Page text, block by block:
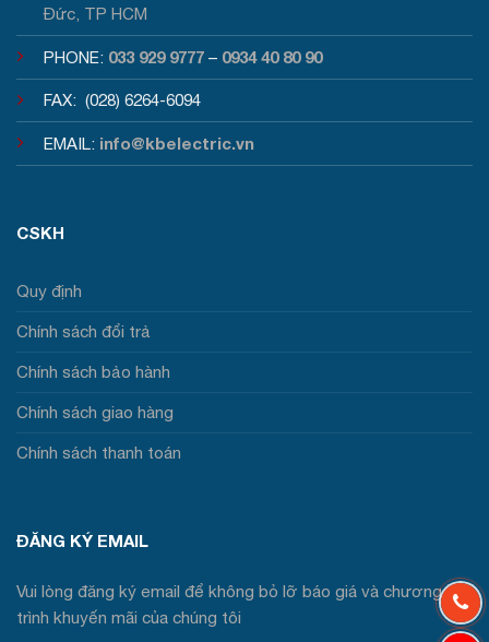
Đức, TP HCM
PHONE: 033 929 9777 – 0934 40 80 90
FAX: (028) 6264-6094
EMAIL: info@kbelectric.vn
CSKH
Quy định
Chính sách đổi trả
Chính sách bảo hành
Chính sách giao hàng
Chính sách thanh toán
ĐĂNG KÝ EMAIL
Vui lòng đăng ký email để không bỏ lỡ báo giá và chương
trình khuyến mãi của chúng tôi